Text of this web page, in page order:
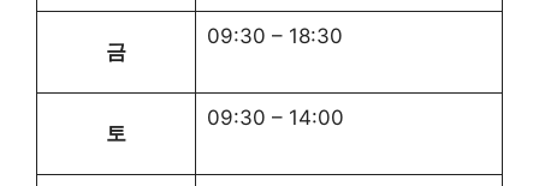
금
09:30 – 18:30
토
09:30 – 14:00